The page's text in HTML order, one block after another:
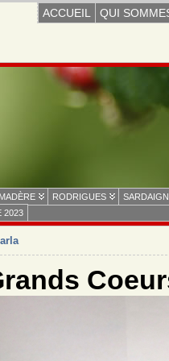
ACCUEIL QUI
MADÈRE RODRIGUES
2023